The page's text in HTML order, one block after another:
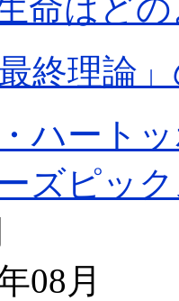
命はど
終理論
ハート
ズピッ
08月